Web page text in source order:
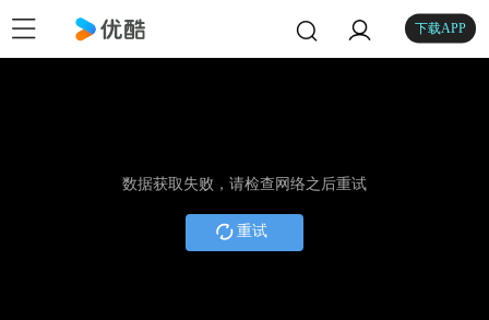
下载APP
数据获取失败，请检查网络之后重试
重试